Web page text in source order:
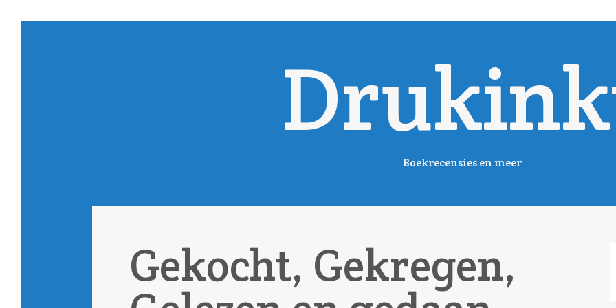
Boekrecensies en meer
Gekocht, Gekregen,